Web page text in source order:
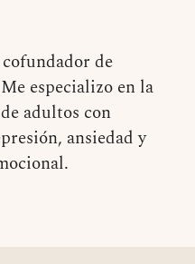
de
especializo en la
adultos con
ansiedad y